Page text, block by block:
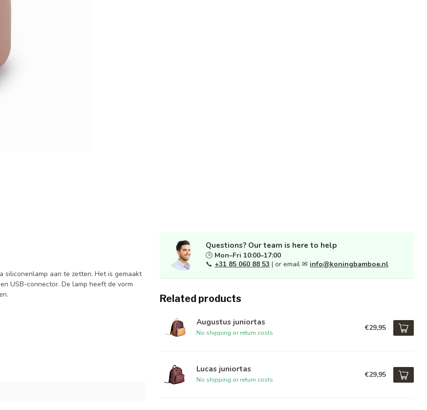
siliconenlamp aan te zetten. Het is gemaakt
USB-connector. De lamp heeft de vorm
Questions? Our team is here to help
🕒 Mon–Fri 10:00–17:00
📞 +31 85 060 88 53 | or email ✉ info@koningbamboe.nl
Related products
Augustus juniortas
No shipping or return costs
€29,95
Lucas juniortas
No shipping or return costs
€29,95